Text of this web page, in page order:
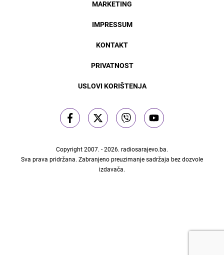
MARKETING
IMPRESSUM
KONTAKT
PRIVATNOST
USLOVI KORIŠTENJA
Copyright 2007. - 2026. radiosarajevo.ba.
Sva prava pridržana. Zabranjeno preuzimanje sadržaja bez dozvole
izdavača.